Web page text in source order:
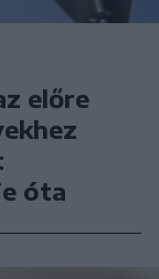
előre
óta